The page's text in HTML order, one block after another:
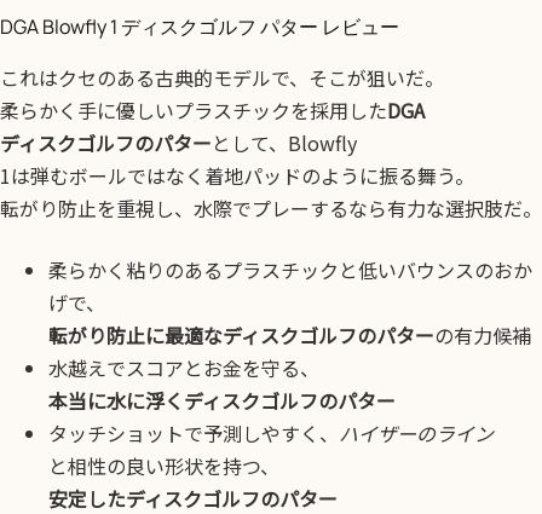
DGA Blowfly 1 ディスクゴルフ パター レビュー
これはクセのある古典的モデルで、そこが狙いだ。
柔らかく手に優しいプラスチックを採用したDGA
ディスクゴルフのパターとして、Blowfly
1は弾むボールではなく着地パッドのように振る舞う。
転がり防止を重視し、水際でプレーするなら有力な選択肢だ。
柔らかく粘りのあるプラスチックと低いバウンスのおか
げで、
転がり防止に最適なディスクゴルフのパターの有力候補
水越えでスコアとお金を守る、
本当に水に浮くディスクゴルフのパター
タッチショットで予測しやすく、 ハイザーのライン
と相性の良い形状を持つ、
安定したディスクゴルフのパター